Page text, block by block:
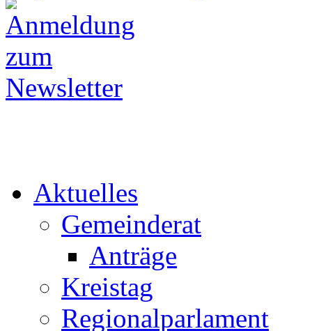
Aktuelles
Gemeinderat
Anträge
Kreistag
Regionalparlament